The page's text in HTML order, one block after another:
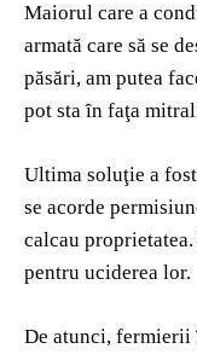
Maiorul care a
armată care să se
păsări, am putea
pot sta ȋn faţa
Ultima soluţie a
se acorde
calcau
pentru uciderea lor.
De atunci, fermierii